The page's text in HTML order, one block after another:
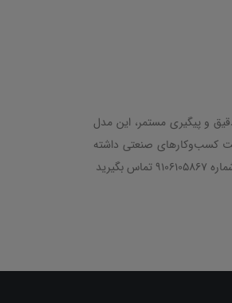
و پیگیری مستمر، این مدل
کسب‌وکارهای صنعتی داشته